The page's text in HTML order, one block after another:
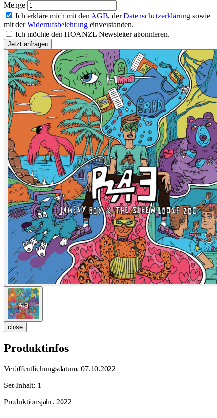
Menge
Ich erkläre mich mit den AGB, derDatenschutzerklärung sowie
mit derWiderrufsbelehrung einverstanden.
Ich möchte den HOANZL Newsletter abonnieren.
close
Produktinfos
Veröffentlichungsdatum: 07.10.2022
Set-Inhalt: 1
Produktionsjahr: 2022